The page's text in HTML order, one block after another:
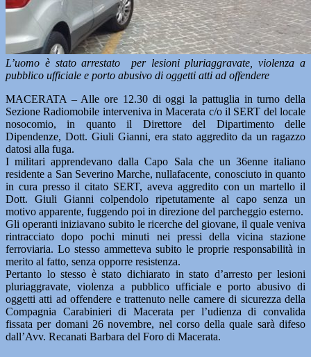
L’uomo è stato arrestato per lesioni pluriaggravate, violenza a
pubblico ufficiale e porto abusivo di oggetti atti ad offendere
MACERATA – Alle ore 12.30 di oggi la pattuglia in turno della
Sezione Radiomobile interveniva in Macerata c/o il SERT del locale
nosocomio, in quanto il Direttore del Dipartimento delle
Dipendenze, Dott. Giuli Gianni, era stato aggredito da un ragazzo
datosi alla fuga.
I militari apprendevano dalla Capo Sala che un 36enne italiano
residente a San Severino Marche, nullafacente, conosciuto in quanto
in cura presso il citato SERT, aveva aggredito con un martello il
Dott. Giuli Gianni colpendolo ripetutamente al capo senza un
motivo apparente, fuggendo poi in direzione del parcheggio esterno.
Gli operanti iniziavano subito le ricerche del giovane, il quale veniva
rintracciato dopo pochi minuti nei pressi della vicina stazione
ferroviaria. Lo stesso ammetteva subito le proprie responsabilità in
merito al fatto, senza opporre resistenza.
Pertanto lo stesso è stato dichiarato in stato d’arresto per lesioni
pluriaggravate, violenza a pubblico ufficiale e porto abusivo di
oggetti atti ad offendere e trattenuto nelle camere di sicurezza della
Compagnia Carabinieri di Macerata per l’udienza di convalida
fissata per domani 26 novembre, nel corso della quale sarà difeso
dall’Avv. Recanati Barbara del Foro di Macerata.